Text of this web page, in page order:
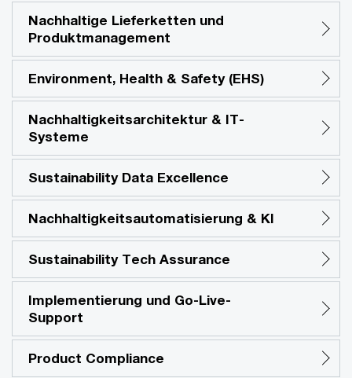
Nachhaltige Lieferketten und
Produktmanagement
Environment, Health & Safety (EHS)
Nachhaltigkeitsarchitektur & IT-
Systeme
Sustainability Data Excellence
Nachhaltigkeitsautomatisierung & KI
Sustainability Tech Assurance
Implementierung und Go-Live-
Support
Product Compliance